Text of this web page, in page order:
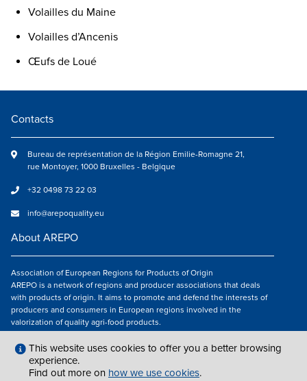
Volailles du Maine
Volailles d’Ancenis
Œufs de Loué
Contacts
Bureau de représentation de la Région Emilie-Romagne 21,
rue Montoyer, 1000 Bruxelles - Belgique
+32 0498 73 22 03
info@arepoquality.eu
About AREPO
Association of European Regions for Products of Origin
AREPO is a network of regions and producer associations that deals
with products of origin. It aims to promote and defend the interests of
producers and consumers in European regions involved in the
valorization of quality agri-food products.
Follow us
This website uses cookies to offer you a better browsing
experience.
Find out more on how we use cookies.